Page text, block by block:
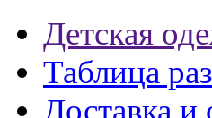
Детская
Таблица
Доставка и